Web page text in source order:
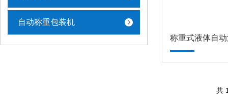
自动称重包装机
称重式液体自
共